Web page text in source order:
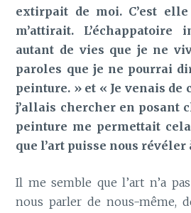
extirpait de moi. C’est
m’attirait. L’échappatoire
autant de vies que je ne
paroles que je ne pourrai
peinture. » et « Je venais de
j’allais chercher en posant
peinture me permettait
que l’art puisse nous révéler
Il me semble que l’art n’a
nous parler de nous-même,